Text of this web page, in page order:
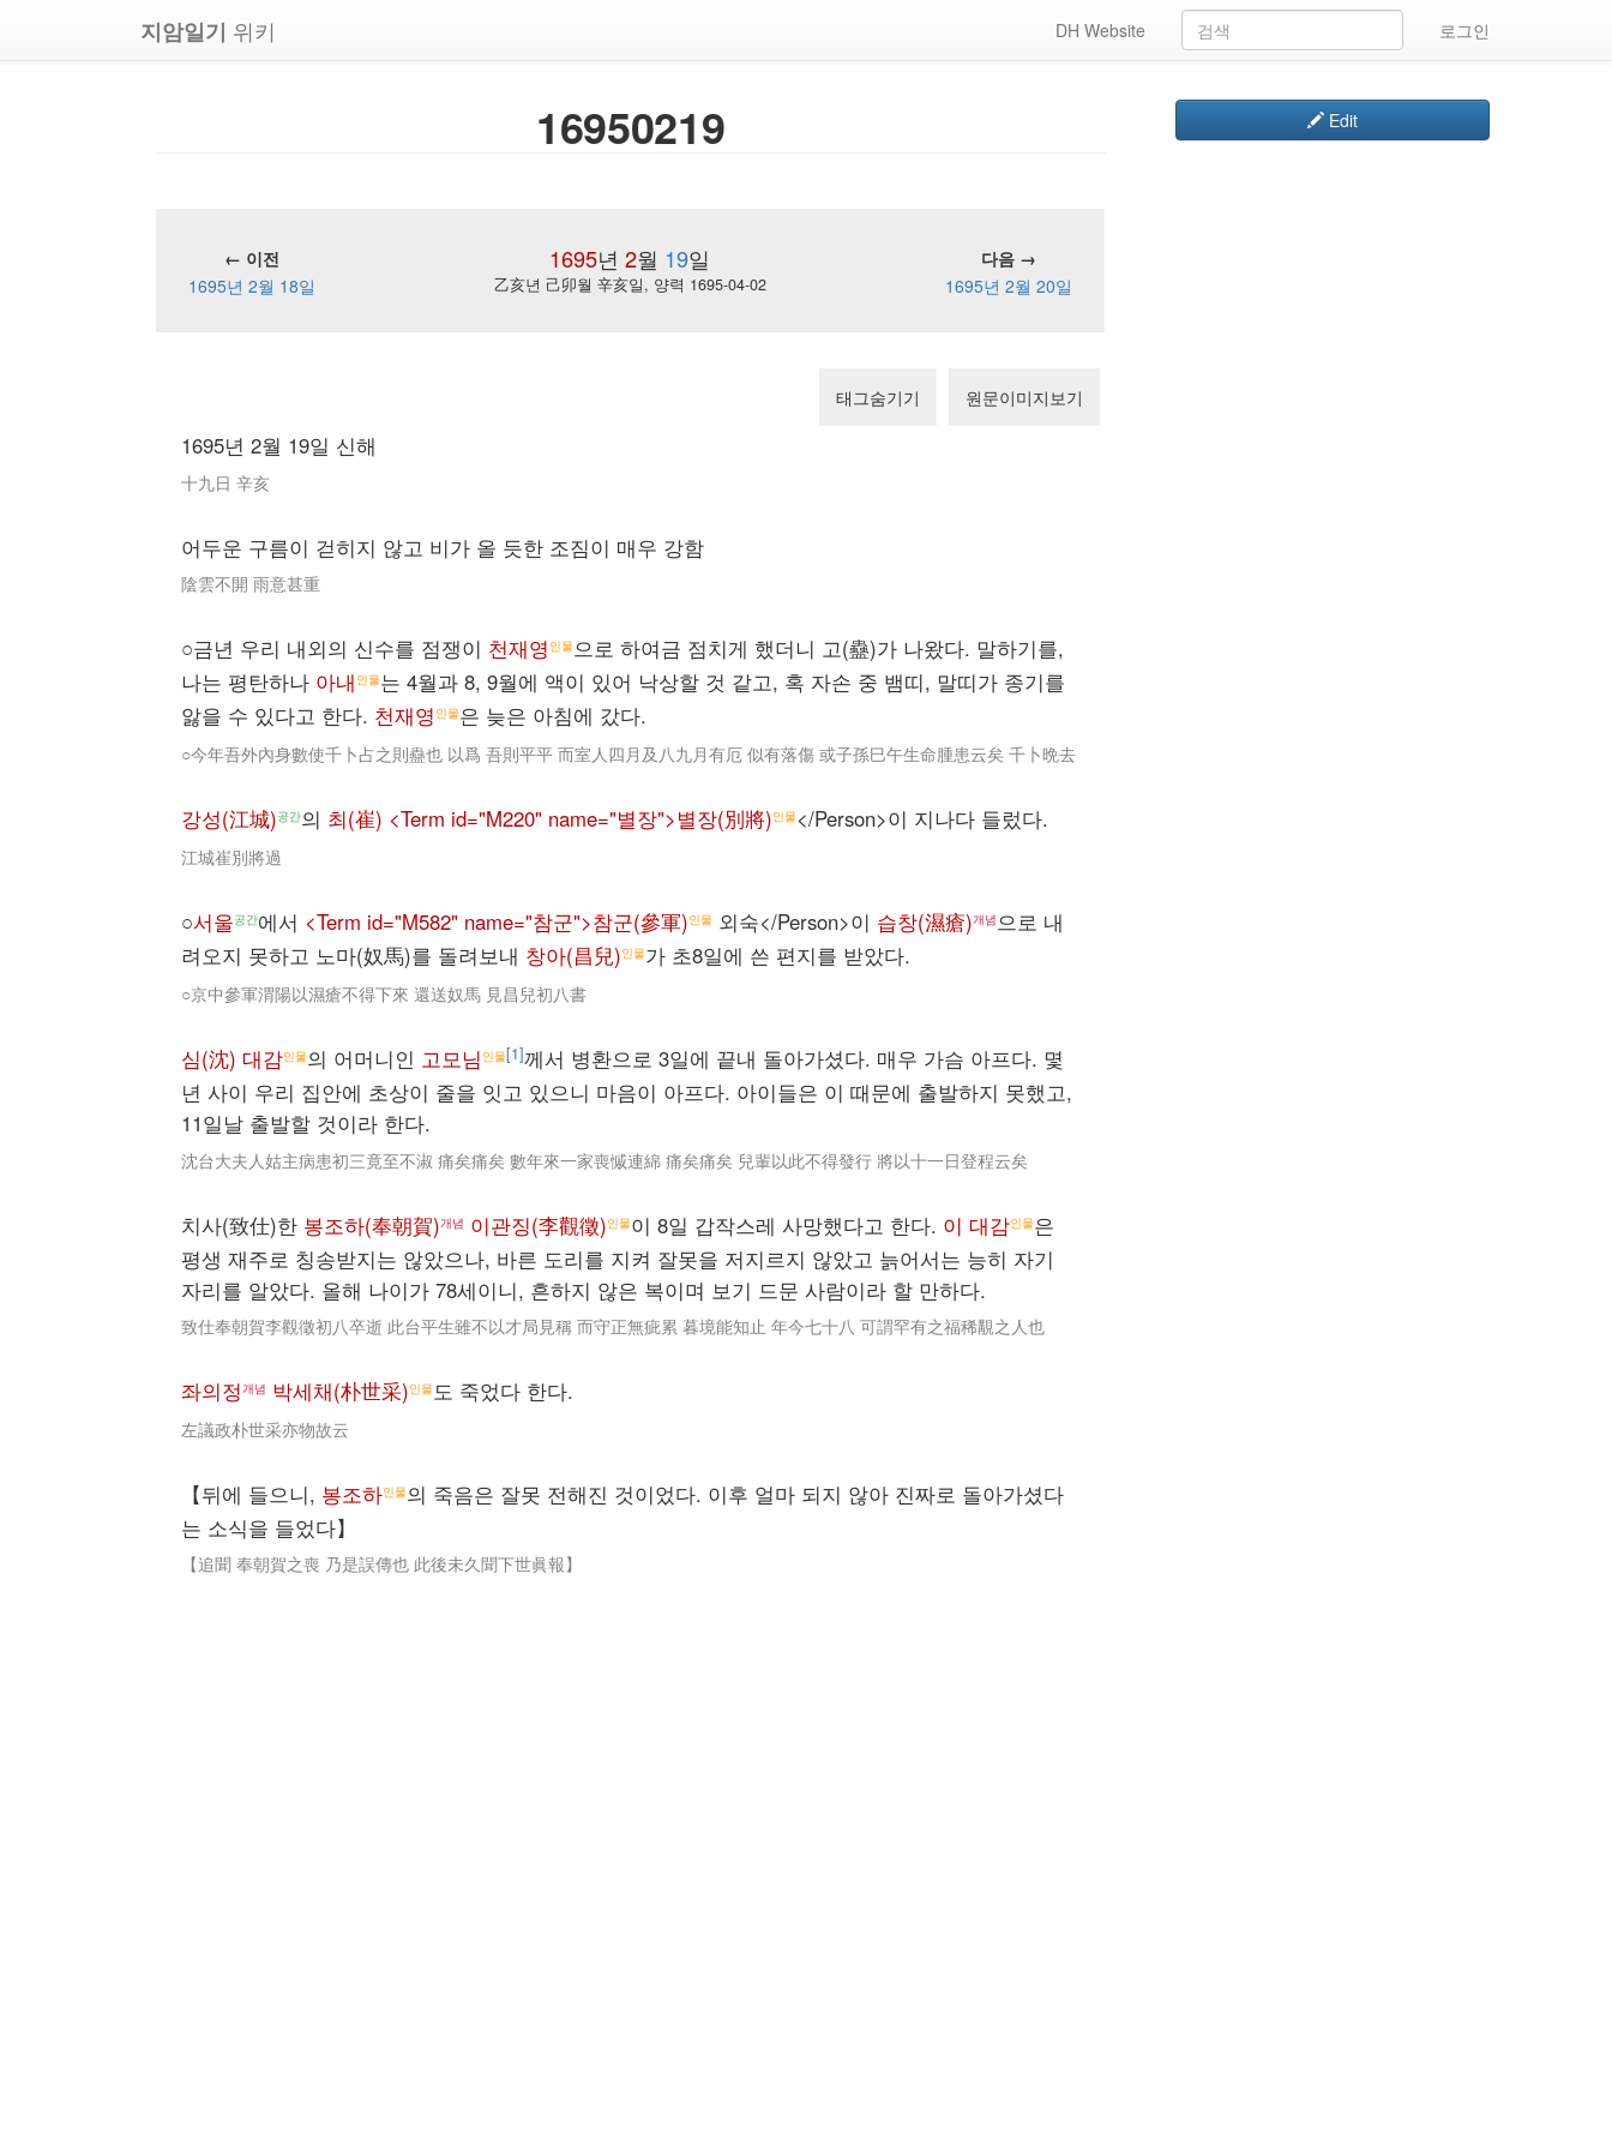
지암일기 위키 로그인
DH Website
16950219
1695년 2월 19일
← 이전
다음 →
1695년 2월 18일
乙亥년 己卯월 辛亥일, 양력 1695-04-02 1695년 2월 20일
태그숨기기 원문이미지보기
1695년 2월 19일 신해
十九日 辛亥
어두운 구름이 걷히지 않고 비가 올 듯한 조짐이 매우 강함
陰雲不開 雨意甚重
○금년 우리 내외의 신수를 점쟁이 천재영 인물으로 하여금 점치게 했더니 고(蠱)가 나왔다. 말하기를,
나는 평탄하나 아내 인물는 4월과 8, 9월에 액이 있어 낙상할 것 같고, 혹 자손 중 뱀띠, 말띠가 종기를
앓을 수 있다고 한다. 천재영 인물은 늦은 아침에 갔다.
○今年吾外內身數使千卜占之則蠱也 以爲 吾則平平 而室人四月及八九月有厄 似有落傷 或子孫巳午生命腫患云矣 千卜晩去
강성(江城)공간의 최(崔) <Term id="M220" name="별장">별장(別將)인물</Person>이 지나다 들렀다.
江城崔別將過
○서울공간에서 <Term id="M582" name="참군">참군(參軍)인물 외숙</Person>이 습창(濕瘡)개념으로 내
려오지 못하고 노마(奴馬)를 돌려보내 창아(昌兒)인물가 초8일에 쓴 편지를 받았다.
○京中參軍渭陽以濕瘡不得下來 還送奴馬 見昌兒初八書
심(沈) 대감인물의 어머니인 고모님 인물[1]께서 병환으로 3일에 끝내 돌아가셨다. 매우 가슴 아프다. 몇
년 사이 우리 집안에 초상이 줄을 잇고 있으니 마음이 아프다. 아이들은 이 때문에 출발하지 못했고,
11일날 출발할 것이라 한다.
沈台大夫人姑主病患初三竟至不淑 痛矣痛矣 數年來一家喪慽連綿 痛矣痛矣 兒輩以此不得發行 將以十一日登程云矣
치사(致仕)한 봉조하(奉朝賀)개념 이관징(李觀徵)인물이 8일 갑작스레 사망했다고 한다. 이 대감인물은
평생 재주로 칭송받지는 않았으나, 바른 도리를 지켜 잘못을 저지르지 않았고 늙어서는 능히 자기
자리를 알았다. 올해 나이가 78세이니, 흔하지 않은 복이며 보기 드문 사람이라 할 만하다.
致仕奉朝賀李觀徵初八卒逝 此台平生雖不以才局見稱 而守正無疵累 暮境能知止 年今七十八 可謂罕有之福稀覯之人也
좌의정 개념 박세채(朴世采)인물 도 죽었다 한다.
左議政朴世采亦物故云
【뒤에 들으니, 봉조하인물의 죽음은 잘못 전해진 것이었다. 이후 얼마 되지 않아 진짜로 돌아가셨다
는 소식을 들었다】
【追聞 奉朝賀之喪 乃是誤傳也 此後未久聞下世眞報】
Edit